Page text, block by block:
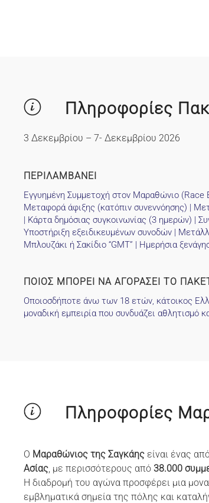
Πληροφορίες
3 Δεκεμβρίου – 7- Δεκεμβρίου 2026
ΠΕΡΙΛΑΜΒΑΝΕΙ
Εγγυημένη Συμμετοχή στον Μαραθώνιο (Race
Μεταφορά άφιξης (κατόπιν συνεννόησης) |
| Κάρτα δημόσιας συγκοινωνίας (3 ημερών) |
Υποστήριξη εξειδικευμένων συνοδών |
Μπλουζάκι ή Σακίδιο “GMT” | Ημερήσια
ΠΟΙΟΣ ΜΠΟΡΕΙ ΝΑ ΑΓΟΡΑΣΕΙ ΤΟ
Οποιοσδήποτε άνω των 18 ετών, κάτοικος
μοναδική εμπειρία που συνδυάζει αθλητισμό
Πληροφορίες
Ο Μαραθώνιος της Σαγκάης είναι ένας
Ασίας , με περισσότερους από 38.000
Η διαδρομή του αγώνα προσφέρει μια
εμβληματικά σημεία της πόλης και